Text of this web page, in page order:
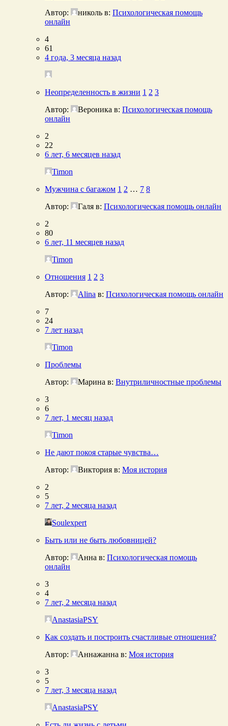
Автор:
николь в: Психологическая помощь
онлайн
4
61
4 года, 3 месяца назад
Неопределенность в жизни 1 2 3
Автор:
Вероника в: Психологическая помощь
онлайн
2
22
6 лет, 6 месяцев назад
Timon
Мужчина с багажом 1 2 … 7 8
Автор:
Галя в: Психологическая помощь онлайн
2
80
6 лет, 11 месяцев назад
Timon
Отношения 1 2 3
Автор:
Alina в: Психологическая помощь онлайн
7
24
7 лет назад
Timon
Проблемы
Автор:
Марина в: Внутриличностные проблемы
3
6
7 лет, 1 месяц назад
Timon
Не дают покоя старые чувства…
Автор:
Виктория в: Моя история
2
5
7 лет, 2 месяца назад
Soulexpert
Быть или не быть любовницей?
Автор:
Анна в: Психологическая помощь
онлайн
3
4
7 лет, 2 месяца назад
AnastasiaPSY
Как создать и построить счастливые отношения?
Автор:
Аннажанна в: Моя история
3
5
7 лет, 3 месяца назад
AnastasiaPSY